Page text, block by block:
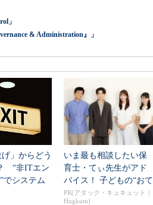
」
& Administration』」
げ」からどう
“非ITエン
でシステム
いま最も相談したい保
育士・てぃ先生がアド
バイス！ 子どもの“おて
つだい”に、どん...
PR(アタック・キュキュット｜
Hugkum)